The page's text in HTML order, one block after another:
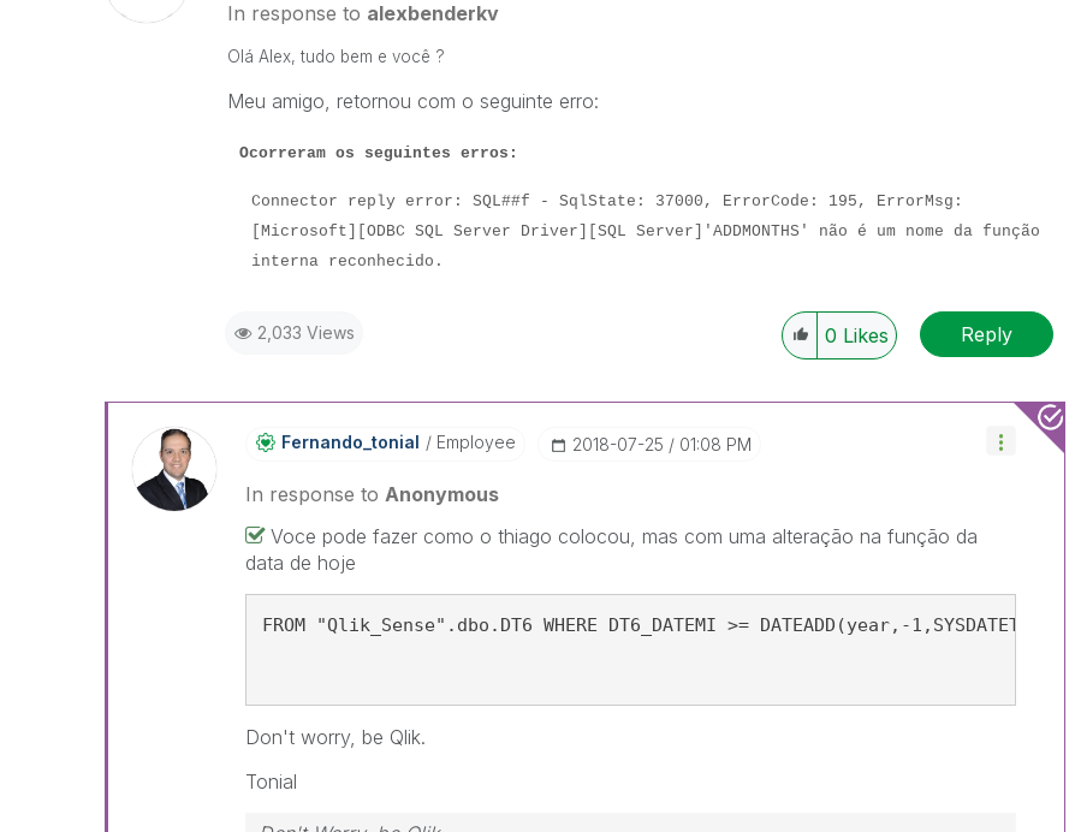
In response to alexbenderkv
Olá Alex, tudo bem e você ?
Meu amigo, retornou com o seguinte erro:
Ocorreram os seguintes erros:
Connector reply error: SQL##f - SqlState: 37000, ErrorCode: 195, ErrorMsg:
[Microsoft][ODBC SQL Server Driver][SQL Server]'ADDMONTHS' não é um nome da função
interna reconhecido.
2,033 Views 0 Likes Reply
Fernando_tonial Employee ‎2018-07-25 01:08 PM
In response to Anonymous
Voce pode fazer como o thiago colocou, mas com uma alteração na função da
data de hoje
FROM "Qlik_Sense".dbo.DT6 WHERE DT6_DATEMI >= DATEADD(year,-1,SYSDATETIME())
Don't worry, be Qlik.
Tonial